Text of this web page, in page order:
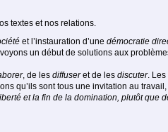
textes et nos relations.
et l’instauration d’une démocratie
un début de solutions aux
, de les diffuseret de les discuter.
qu’ils sont tous une invitation au
et la fin de la domination, plutôt que